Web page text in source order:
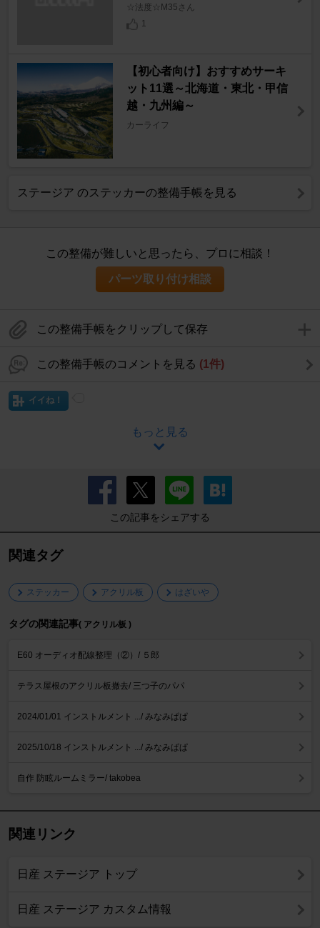
☆法度☆M35さん
1
【初心者向け】おすすめサーキ
ット11選～北海道・東北・甲信
越・九州編～
カーライフ
ステージア のステッカーの整備手帳を見る
この整備が難しいと思ったら、プロに相談！
パーツ取り付け相談
この整備手帳をクリップして保存
この整備手帳のコメントを見る (1件)
イイね！
もっと見る
この記事をシェアする
関連タグ
ステッカー アクリル板 はざいや
タグの関連記事( アクリル板 )
E60 オーディオ配線整理（②）/ ５郎
テラス屋根のアクリル板撤去/ 三つ子のパパ
2024/01/01 インストルメント .../ みなみぱぱ
2025/10/18 インストルメント .../ みなみぱぱ
自作 防眩ルームミラー/ takobea
関連リンク
日産 ステージア トップ
日産 ステージア カスタム情報